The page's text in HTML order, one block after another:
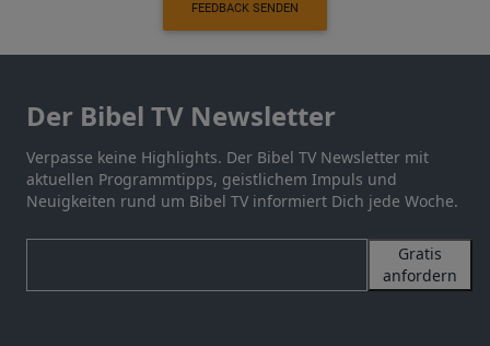
FEEDBACK SENDEN
Der Bibel TV Newsletter
Verpasse keine Highlights. Der Bibel TV Newsletter mit
aktuellen Programmtipps, geistlichem Impuls und
Neuigkeiten rund um Bibel TV informiert Dich jede Woche.
Gratis
anfordern